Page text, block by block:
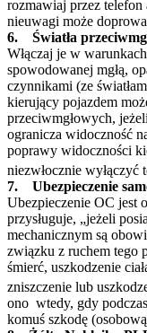
rozmawiaj przez
nieuwagi może
6. Światła
Włączaj je w
spowodowanej mgłą,
czynnikami (ze
kierujący pojazdem
przeciwmgłowych,
ogranicza widoczność
poprawy widoczności
niezwłocznie wyłączyć
7. Ubezpieczenie
Ubezpieczenie OC jest
przysługuje, „jeżeli
mechanicznym są
związku z ruchem tego
śmierć, uszkodzenie
zniszczenie lub
ono wtedy, gdy
komuś szkodę